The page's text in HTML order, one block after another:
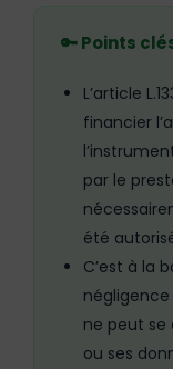
🔑 Points
L’article
financier
par le
été
C’est à la
ne peut se
ou ses